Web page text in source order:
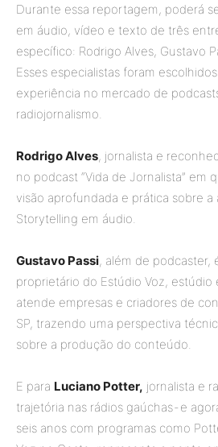
Durante essa reportagem, poderá
em áudio, vídeo e texto de três
específico: Rodrigo Alves, Gustavo
Esses especialistas foram
experiência no mercado de
radiojornalismo.
Rodrigo Alves, jornalista e
no podcast “Vida de Jornalista” em
visão aprofundada e prática sobre a
Storytelling em áudio.
Gustavo Passi, além de podcaster,
proprietário do Estúdio Voz, estúdio
atende empresas e criadores de
SP, trazendo uma perspectiva
sobre a produção do conteúdo.
E para Luciano Potter, jornalista e
trajetória nas rádios gaúchas - e
seis anos com programas como